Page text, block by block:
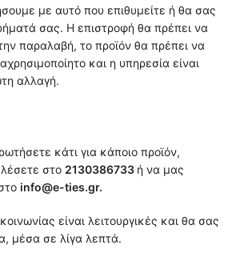
με αυτό που επιθυμείτε ή θα σας
σας. Η επιστροφή θα πρέπει να
παραλαβή, το προϊόν θα πρέπει να
και η υπηρεσία είναι
αλλαγή.
κάτι για κάποιο προϊόν,
στο 2130386733 ή να μας
info@e-ties.gr.
είναι λειτουργικές και θα σας
μέσα σε λίγα λεπτά.